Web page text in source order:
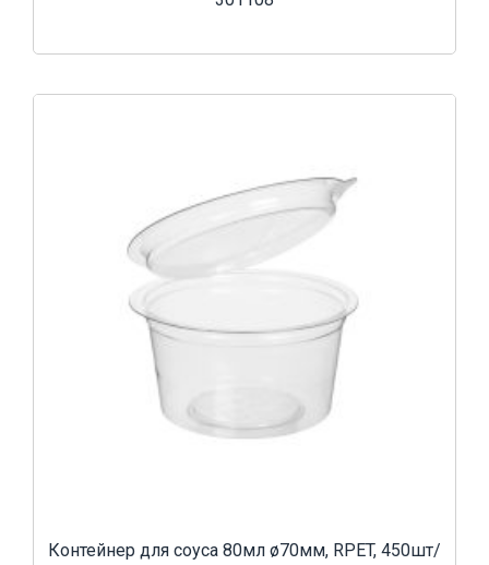
Контейнер для соуса 80мл ø70мм, RPET, 450шт/